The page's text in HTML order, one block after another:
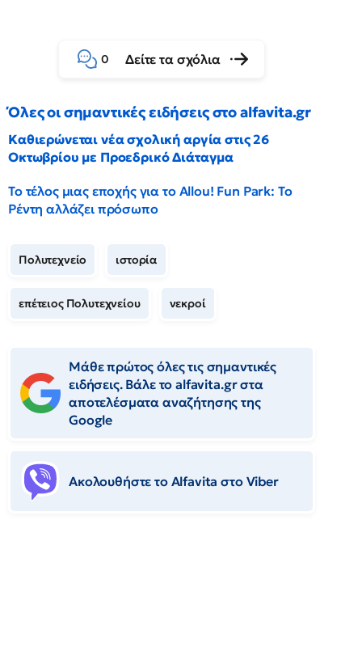
0 Δείτε τα σχόλια
Όλες οι σημαντικές ειδήσεις στο alfavita.gr
Καθιερώνεται νέα σχολική αργία στις 26
Οκτωβρίου με Προεδρικό Διάταγμα
Το τέλος μιας εποχής για το Allou! Fun Park: Το
Ρέντη αλλάζει πρόσωπο
Πολυτεχνείο ιστορία
επέτειος Πολυτεχνείου νεκροί
Μάθε πρώτος όλες τις σημαντικές
ειδήσεις. Βάλε το alfavita.gr στα
αποτελέσματα αναζήτησης της
Google
Ακολουθήστε το Αlfavita στο Viber